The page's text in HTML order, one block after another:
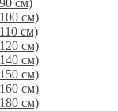
см)
см)
см)
см)
см)
см)
см)
см)